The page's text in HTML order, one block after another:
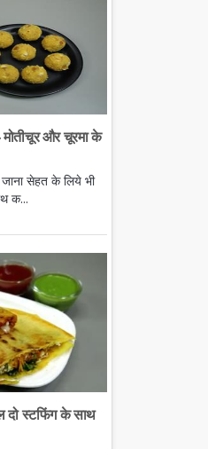
और चूरमा के
जाना सेहत के लिये भी
क...
दो स्टफिंग के साथ